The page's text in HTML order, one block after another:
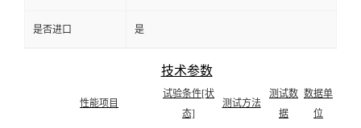
是否进口 是
技术参数
性能项目
试验条件[状
态]
测试方法
测试数
据
数据单
位